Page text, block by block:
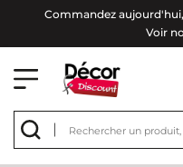
Commandez
Voir